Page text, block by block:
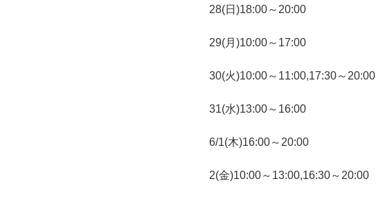
28(日)18:00～20:00
29(月)10:00～17:00
30(火)10:00～11:00,17:30～20:00
31(水)13:00～16:00
6/1(木)16:00～20:00
2(金)10:00～13:00,16:30～20:00